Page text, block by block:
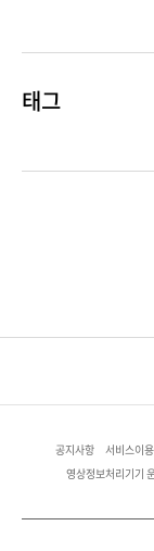
태그
공지사항 서비스이
영상정보처리기기